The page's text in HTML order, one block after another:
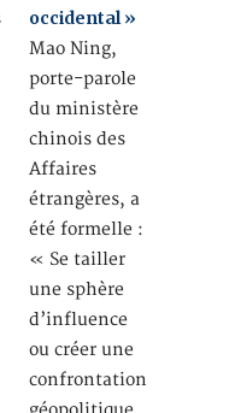
occidental »
Mao Ning,
porte-parole
du ministère
chinois des
Affaires
étrangères, a
été formelle :
« Se tailler
une sphère
d’influence
ou créer une
confrontation